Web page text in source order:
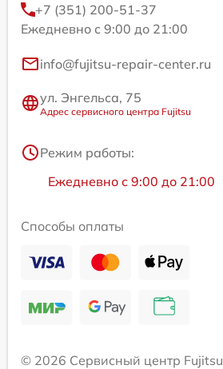
+7 (351) 200-51-37
Ежедневно с 9:00 до 21:00
info@fujitsu-repair-center.ru
ул. Энгельса, 75
Адрес сервисного центра Fujitsu
Режим работы:
Ежедневно с 9:00 до 21:00
Способы оплаты
© 2026 Сервисный центр Fujitsu